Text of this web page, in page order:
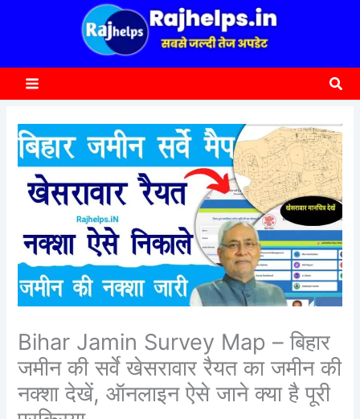
Bihar Jamin Survey Map – बिहार
जमीन की सर्वे खेसरावार रैयत का जमीन की
नक्शा देखें, ऑनलाइन ऐसे जाने क्या है पूरी
c